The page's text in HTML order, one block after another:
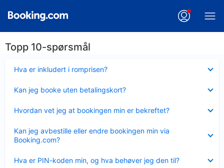
Topp 10-spørsmål
Hva er inkludert i romprisen?
mindre
Kan jeg booke uten betalingskort?
mindre
Hvordan vet jeg at bookingen min er bekreftet?
mindre
Kan jeg avbestille eller endre bookingen min via
Booking.com?
mindre
Hva er PIN-koden min, og hva behøver jeg den til?
mindre